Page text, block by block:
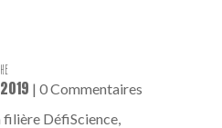
| 0 Commentaires
DéfiScience,